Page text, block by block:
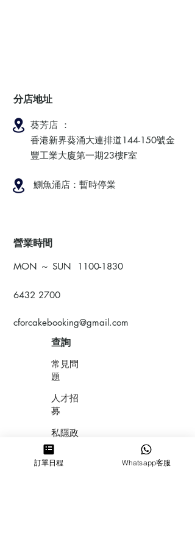
分店地址
葵芳店 ：
香港新界葵涌大連排道144-150號金
豐工業大廈第一期23樓F室
鰂魚涌店：暫時停業
​營業時間
MON ～ SUN 1100-1830
6432 2700
cforcakebooking@gmail.com
查詢
常見問
題
人才招
募
私隱政
策
​積分計
訂單日程 Whatsapp客服